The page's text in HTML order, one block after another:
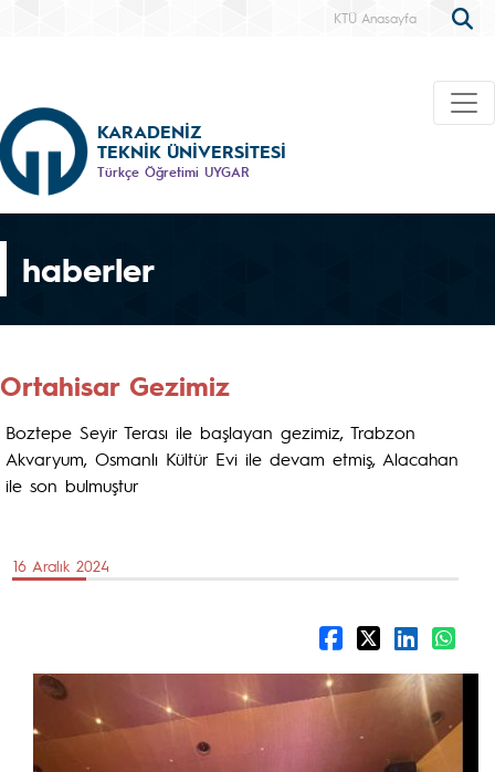
KTÜ Anasayfa
KARADENİZ
TEKNİK ÜNİVERSİTESİ
Türkçe Öğretimi UYGAR
haberler
Ortahisar Gezimiz
Boztepe Seyir Terası ile başlayan gezimiz, Trabzon
Akvaryum, Osmanlı Kültür Evi ile devam etmiş, Alacahan
ile son bulmuştur
16 Aralık 2024